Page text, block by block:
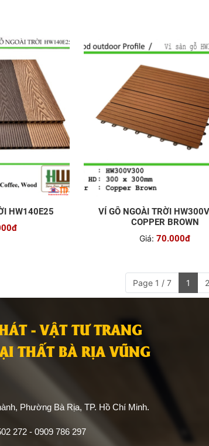
HW140E25
VỈ GỖ NGOÀI TRỜI
COPPER BROWN
Giá: 70.000đ
Page 1 / 7 1 2
- VẬT TƯ TRANG
THẤT BÀ RỊA VŨNG
Phường Bà Rịa, TP. Hồ Chí Minh.
272 - 0909 786 297